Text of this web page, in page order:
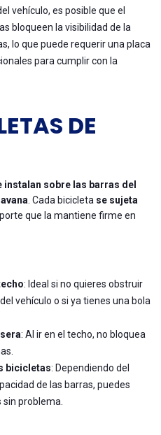
vehículo, es posible que el
bloqueen la visibilidad de la
lo que puede requerir una placa
para cumplir con la
DE
sobre las barras del
. Cada bicicleta se sujeta
que la mantiene firme en
: Ideal si no quieres obstruir
vehículo o si ya tienes una bola
: Al ir en el techo, no bloquea
bicicletas: Dependiendo del
de las barras, puedes
problema.